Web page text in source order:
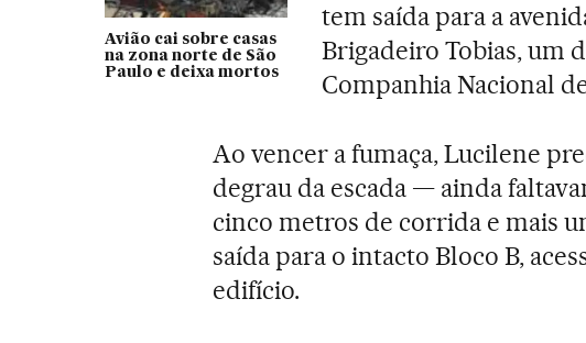
Avião cai sobre casas
na zona norte de São
Paulo e deixa mortos
tem saída para a
Brigadeiro Tobias, um
Companhia Nacional
Ao vencer a fumaça, Lucilene
degrau da escada — ainda
cinco metros de corrida e mais
saída para o intacto Bloco B,
edifício.